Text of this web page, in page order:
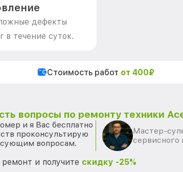
дефекты
в течение суток.
Стоимость работ от 400₽
вопросы по ремонту техники
и я Вас бесплатно
проконсультирую
вопросам.
Мастер-
сервисного
и получите скидку -25%